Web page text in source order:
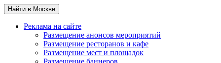
Найти в Москве
Реклама на сайте
Размещение анонсов мероприятий
Размещение ресторанов и кафе
Размещение мест и площадок
Размещение баннеров